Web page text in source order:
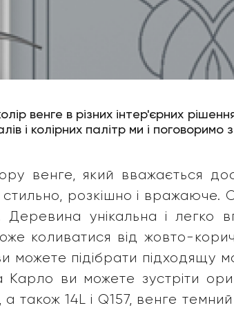
венге в різних інтер'єрних
і колірних палітр ми і поговоримо
венге, який вважається
розкішно і
Деревина унікальна і легко
коливатися від жовто-
можете підібрати підходящу
ви можете зустріти
а також 14L і Q157, венге